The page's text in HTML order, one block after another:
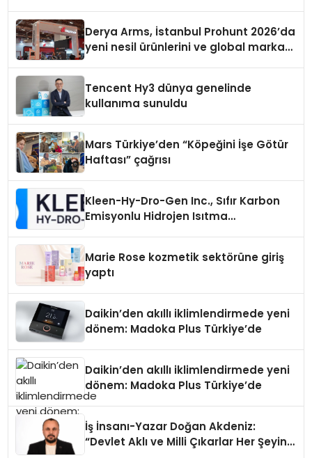
Derya Arms, İstanbul Prohunt 2026’da
yeni nesil ürünlerini ve global marka
Tencent Hy3 dünya genelinde
kullanıma sunuldu
Mars Türkiye’den “Köpeğini İşe Götür
Haftası” çağrısı
Kleen-Hy-Dro-Gen Inc., Sıfır Karbon
Emisyonlu Hidrojen Isıtma
Marie Rose kozmetik sektörüne giriş
yaptı
Daikin’den akıllı iklimlendirmede yeni
dönem: Madoka Plus Türkiye’de
Daikin’den akıllı iklimlendirmede yeni
dönem: Madoka Plus Türkiye’de
İş İnsanı-Yazar Doğan Akdeniz:
“Devlet Aklı ve Milli Çıkarlar Her Şeyin